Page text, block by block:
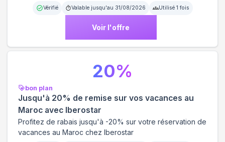
Vérifié Valable jusqu'au 31/08/2026 Utilisé 1 fois
Voir l'offre
bon plan
Jusqu'à 20% de remise sur vos vacances au
Maroc avec Iberostar
Profitez de rabais jusqu'à -20% sur votre réservation de
vacances au Maroc chez Iberostar
20%